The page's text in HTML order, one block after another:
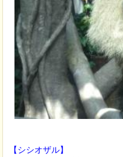
【シシオザル】